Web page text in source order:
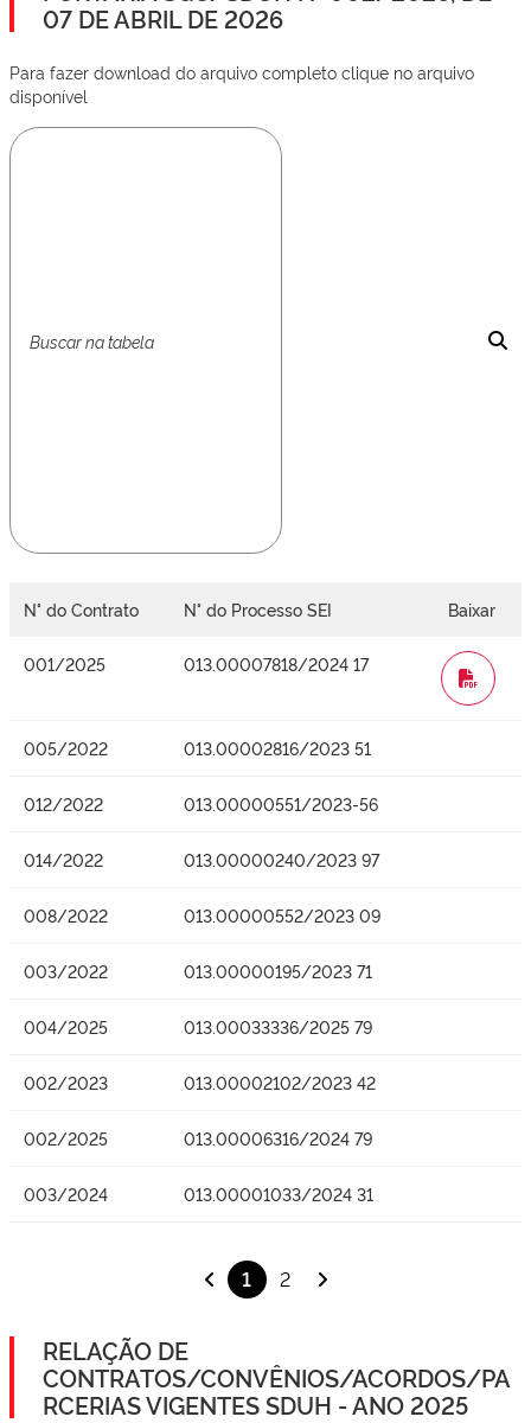
07 DE ABRIL DE 2026
Para fazer download do arquivo completo clique no arquivo
disponível
N° do Contrato N° do Processo SEI Baixar
001/2025 013.00007818/2024 17
WORD
005/2022 013.00002816/2023 51
012/2022 013.00000551/2023-56
014/2022 013.00000240/2023 97
008/2022 013.00000552/2023 09
003/2022 013.00000195/2023 71
004/2025 013.00033336/2025 79
002/2023 013.00002102/2023 42
002/2025 013.00006316/2024 79
003/2024 013.00001033/2024 31
1 2
RELAÇÃO DE
CONTRATOS/CONVÊNIOS/ACORDOS/PA
RCERIAS VIGENTES SDUH - ANO 2025